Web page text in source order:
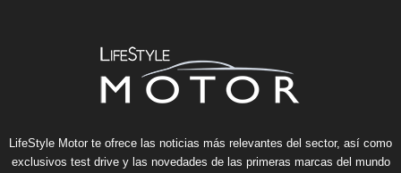
LifeStyle Motor te ofrece las noticias más relevantes del sector, así como
exclusivos test drive y las novedades de las primeras marcas del mundo